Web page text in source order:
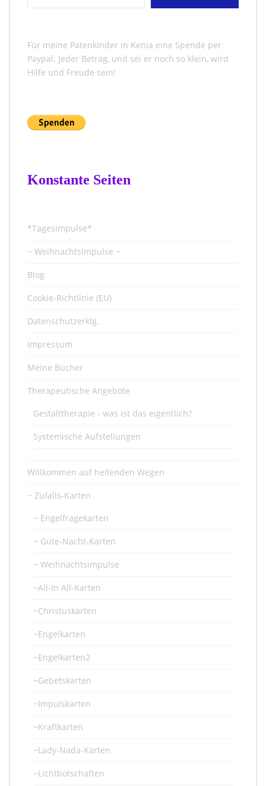
Für meine Patenkinder in Kenia eine Spende per
Paypal. Jeder Betrag, und sei er noch so klein, wird
Hilfe und Freude sein!
Konstante Seiten
*Tagesimpulse*
~ Weihnachtsimpulse ~
Blog
Cookie-Richtlinie (EU)
Datenschutzerklg.
Impressum
Meine Bücher
Therapeutische Angebote
Gestalttherapie - was ist das eigentlich?
Systemische Aufstellungen
Willkommen auf heilenden Wegen
~ Zufalls-Karten
~ Engelfragekarten
~ Gute-Nacht-Karten
~ Weihnachtsimpulse
~All-In All-Karten
~Christuskarten
~Engelkarten
~Engelkarten2
~Gebetskarten
~Impulskarten
~Kraftkarten
~Lady-Nada-Karten
~Lichtbotschaften